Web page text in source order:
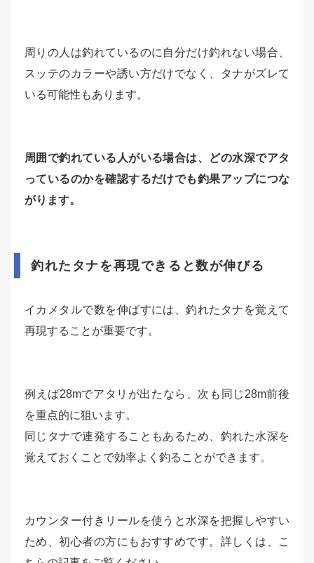
周りの人は釣れているのに自分だけ釣れない場合、
スッテのカラーや誘い方だけでなく、タナがズレて
いる可能性もあります。
周囲で釣れている人がいる場合は、どの水深でアタ
っているのかを確認するだけでも釣果アップにつな
がります。
釣れたタナを再現できると数が伸びる
イカメタルで数を伸ばすには、釣れたタナを覚えて
再現することが重要です。
例えば28mでアタリが出たなら、次も同じ28m前後
を重点的に狙います。
同じタナで連発することもあるため、釣れた水深を
覚えておくことで効率よく釣ることができます。
カウンター付きリールを使うと水深を把握しやすい
ため、初心者の方にもおすすめです。詳しくは、こ